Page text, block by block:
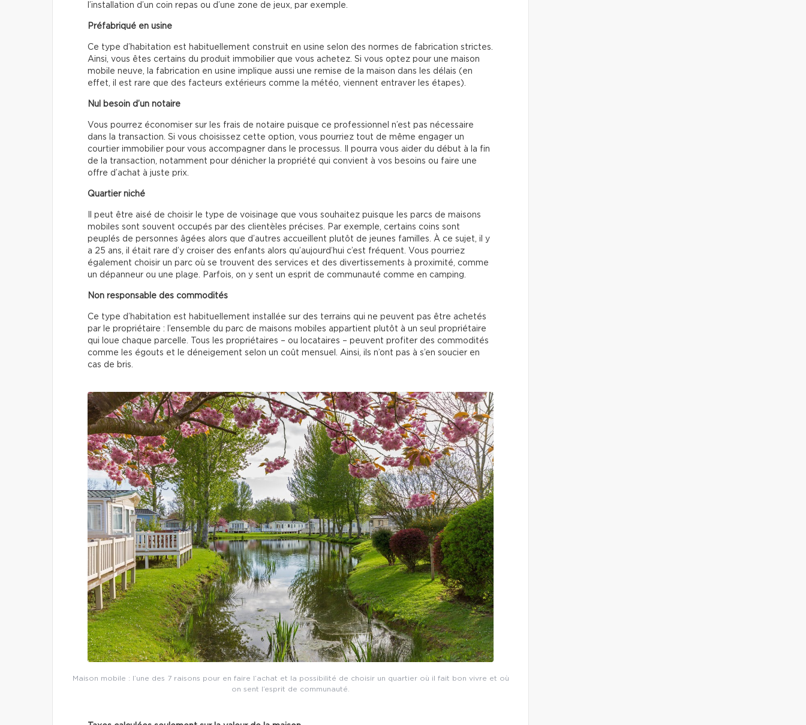
l’installation d’un coin repas ou d’une zone de jeux, par exemple.
Préfabriqué en usine
Ce type d’habitation est habituellement construit en usine selon des normes de fabrication strictes.
Ainsi, vous êtes certains du produit immobilier que vous achetez. Si vous optez pour une maison
mobile neuve, la fabrication en usine implique aussi une remise de la maison dans les délais (en
effet, il est rare que des facteurs extérieurs comme la météo, viennent entraver les étapes).
Nul besoin d’un notaire
Vous pourrez économiser sur les frais de notaire puisque ce professionnel n’est pas nécessaire
dans la transaction. Si vous choisissez cette option, vous pourriez tout de même engager un
courtier immobilier pour vous accompagner dans le processus. Il pourra vous aider du début à la fin
de la transaction, notamment pour dénicher la propriété qui convient à vos besoins ou faire une
offre d’achat à juste prix.
Quartier niché
Il peut être aisé de choisir le type de voisinage que vous souhaitez puisque les parcs de maisons
mobiles sont souvent occupés par des clientèles précises. Par exemple, certains coins sont
peuplés de personnes âgées alors que d’autres accueillent plutôt de jeunes familles. À ce sujet, il y
a 25 ans, il était rare d’y croiser des enfants alors qu’aujourd’hui c’est fréquent. Vous pourriez
également choisir un parc où se trouvent des services et des divertissements à proximité, comme
un dépanneur ou une plage. Parfois, on y sent un esprit de communauté comme en camping.
Non responsable des commodités
Ce type d’habitation est habituellement installée sur des terrains qui ne peuvent pas être achetés
par le propriétaire : l’ensemble du parc de maisons mobiles appartient plutôt à un seul propriétaire
qui loue chaque parcelle. Tous les propriétaires – ou locataires – peuvent profiter des commodités
comme les égouts et le déneigement selon un coût mensuel. Ainsi, ils n’ont pas à s’en soucier en
cas de bris.
Maison mobile : l’une des 7 raisons pour en faire l’achat et la possibilité de choisir un quartier où il fait bon vivre et où
on sent l’esprit de communauté.